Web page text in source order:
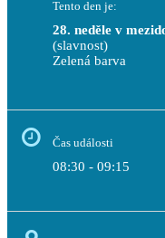
Tento den je:
28. neděle v
(slavnost)
Čas události
08:30 - 09:15